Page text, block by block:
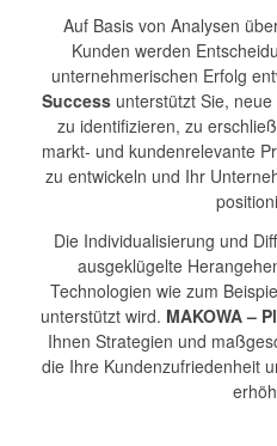
Auf Basis von Analysen
Kunden werden
unternehmerischen Erfolg
Success unterstützt Sie,
zu identifizieren, zu
markt- und kundenrelevante
zu entwickeln und Ihr
Die Individualisierung und
ausgeklügelte
Technologien wie zum
unterstützt wird. MAKOWA –
Ihnen Strategien und
die Ihre Kundenzufriedenheit